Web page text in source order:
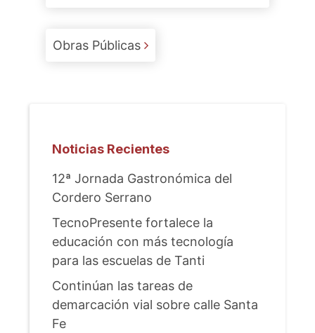
Obras Públicas
Noticias Recientes
12ª Jornada Gastronómica del
Cordero Serrano
TecnoPresente fortalece la
educación con más tecnología
para las escuelas de Tanti
Continúan las tareas de
demarcación vial sobre calle Santa
Fe